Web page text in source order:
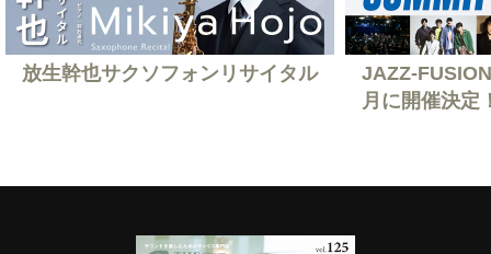
放生幹也サクソフォンリサイタル
JAZZ-
月に開催決定